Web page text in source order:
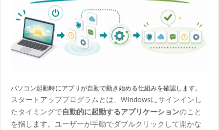
パソコン起動時にアプリが自動で動き始める仕組みを確認します。
スタートアッププログラムとは、Windowsにサインインし
たタイミングで自動的に起動するアプリケーションのこと
を指します。ユーザーが手動でダブルクリックして開かな